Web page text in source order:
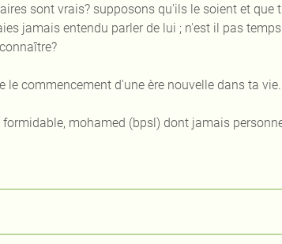
sont vrais? supposons qu'ils le soient et que
jamais entendu parler de lui ; n'est il pas
le commencement d'une ère nouvelle dans ta vie.
mohamed (bpsl) dont jamais